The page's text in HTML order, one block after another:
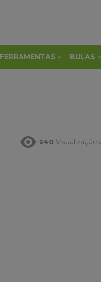
FERRAMENTAS BULAS
240 Visualizações